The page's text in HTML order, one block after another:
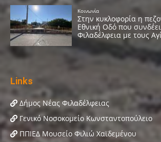
Links
Δήμος Νέας Φιλαδέλφειας
Γενικό Νοσοκομείο Κωνσταντοπούλειο
ΠΠΙΕΔ Μουσείο Φιλιώ Χαϊδεμένου